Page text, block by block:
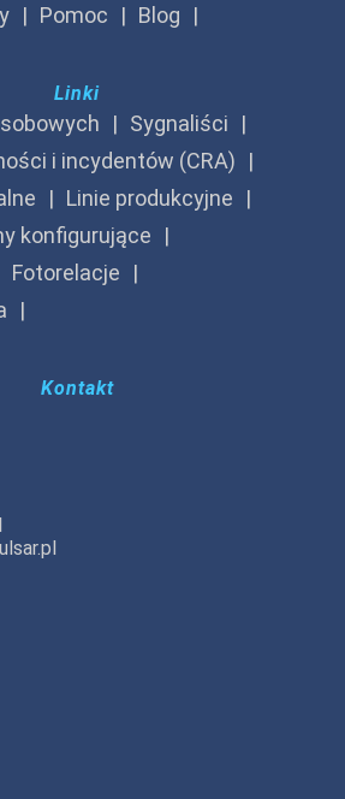
Pomoc Blog
Linki
Sygnaliści
i incydentów (CRA)
Linie produkcyjne
konfigurujące
Fotorelacje
Kontakt